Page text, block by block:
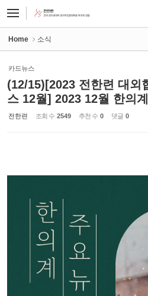
Home 소식
카드뉴스
(12/15)[2023 전한련 대외
스 12월] 2023 12월 한의
전한련 조회 수 2549 추천 수 0 댓글 0